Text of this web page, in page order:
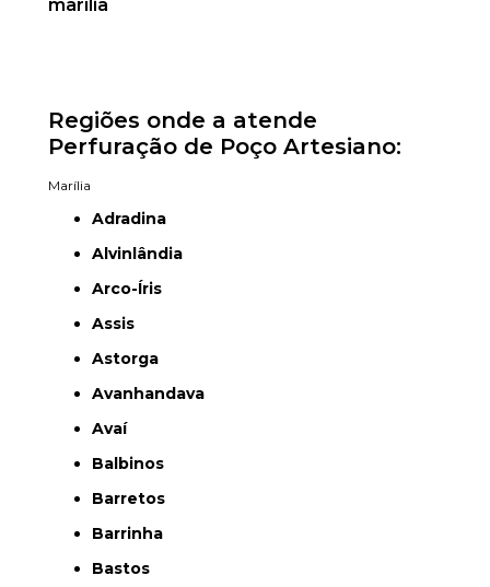
marília
Regiões onde a atende
Perfuração de Poço Artesiano:
Marília
Adradina
Alvinlândia
Arco-Íris
Assis
Astorga
Avanhandava
Avaí
Balbinos
Barretos
Barrinha
Bastos